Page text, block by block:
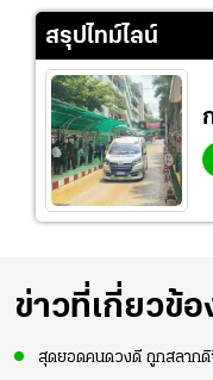
สรุปไทม์ไลน์
ข่าวที่เกี่ยวข้อ
สุดยอดคนดวงดี ถูกสลาก